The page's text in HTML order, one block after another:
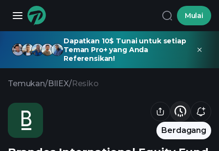
Mulai
Dapatkan 10$ Tunai untuk setiap
Teman Pro+ yang Anda
Referensikan!
Temukan/BIIEX/Resiko
Berdagang